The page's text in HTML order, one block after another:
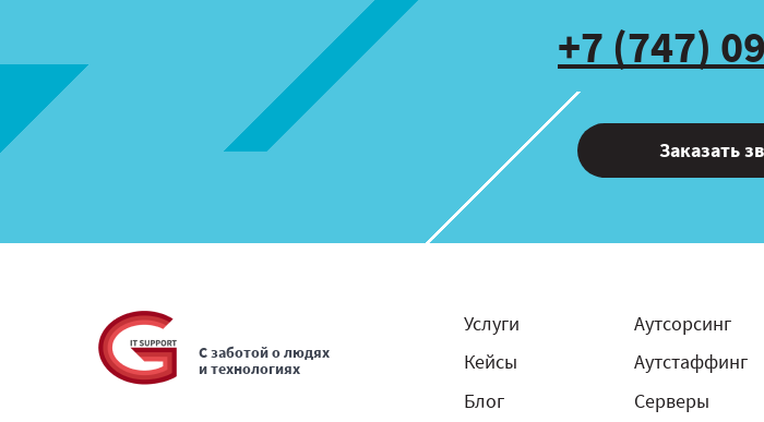
+7 (747)
Заказать
С заботой о людях
и технологиях
Услуги
Кейсы
Блог
Аутсорсинг
Аутстаффинг
Серверы